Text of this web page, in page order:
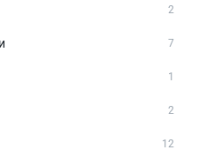
2
7
1
2
12